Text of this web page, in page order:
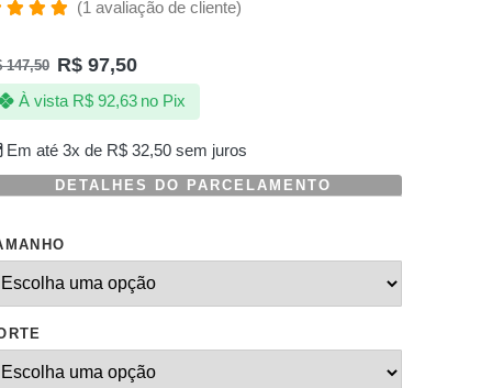
de 5,
(1avaliação de cliente)
147,50 R$ 97,50
Em até 3x de R$32,50sem juros
À vista R$92,63 no Pix
DETALHES DO PARCELAMENTO